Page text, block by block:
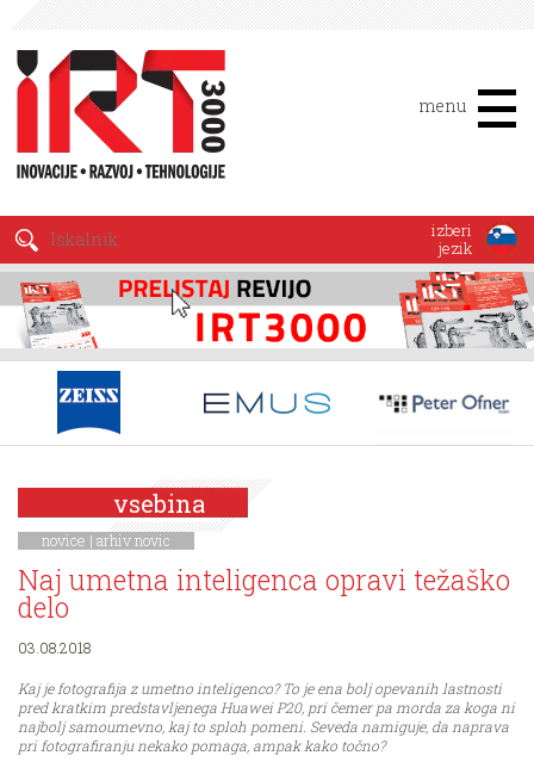
menu
izberi
jezik
vsebina
novice | arhiv novic
Naj umetna inteligenca opravi težaško
delo
03.08.2018
Kaj je fotografija z umetno inteligenco? To je ena bolj opevanih lastnosti
pred kratkim predstavljenega Huawei P20, pri čemer pa morda za koga ni
najbolj samoumevno, kaj to sploh pomeni. Seveda namiguje, da naprava
pri fotografiranju nekako pomaga, ampak kako točno?